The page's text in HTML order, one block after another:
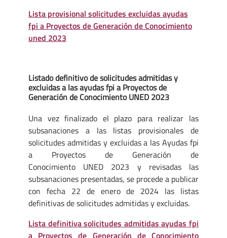
Lista provisional solicitudes excluidas ayudas
fpi a Proyectos de Generación de Conocimiento
uned 2023
Listado definitivo de solicitudes admitidas y
excluidas a las ayudas fpi a Proyectos de
Generación de Conocimiento UNED 2023
Una vez finalizado el plazo para realizar las
subsanaciones a las listas provisionales de
solicitudes admitidas y excluidas a las Ayudas fpi
a Proyectos de Generación de
Conocimiento UNED 2023 y revisadas las
subsanaciones presentadas, se procede a publicar
con fecha 22 de enero de 2024 las listas
definitivas de solicitudes admitidas y excluidas.
Lista definitiva solicitudes admitidas ayudas fpi
a Proyectos de Generación de Conocimiento